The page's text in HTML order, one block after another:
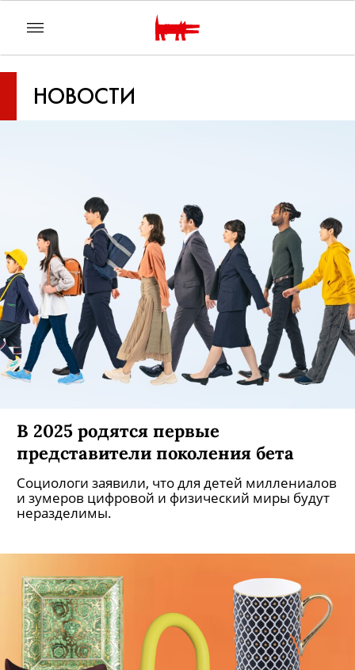
НОВОСТИ
В 2025 родятся первые
представители поколения бета
Социологи заявили, что для детей миллениалов
и зумеров цифровой и физический миры будут
неразделимы.